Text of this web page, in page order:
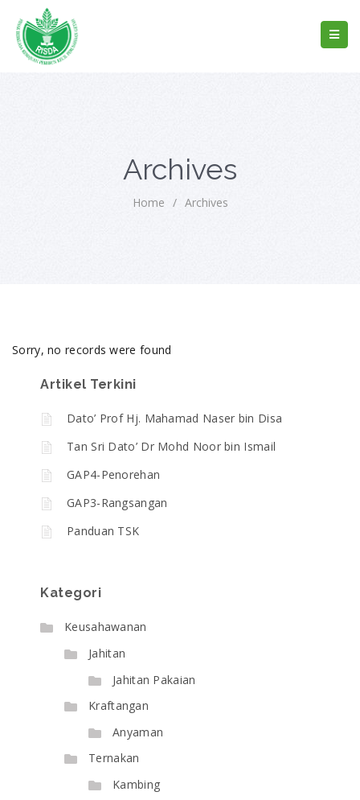
Archives
Home / Archives
Sorry, no records were found
Artikel Terkini
Dato’ Prof Hj. Mahamad Naser bin Disa
Tan Sri Dato’ Dr Mohd Noor bin Ismail
GAP4-Penorehan
GAP3-Rangsangan
Panduan TSK
Kategori
Keusahawanan
Jahitan
Jahitan Pakaian
Kraftangan
Anyaman
Ternakan
Kambing